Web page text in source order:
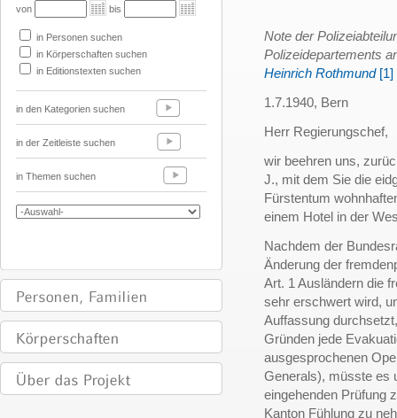
von bis
in Personen suchen
in Körperschaften suchen
in Editionstexten suchen
in den Kategorien suchen
in der Zeitleiste suchen
in Themen suchen
Note der
Polizeidepartements
Heinrich Rothmund [1]
1.7.1940, Bern
Herr Regierungschef,
wir beehren uns,
J., mit dem Sie die
Fürstentum
einem Hotel in der
Nachdem der
Änderung der
Art. 1 Ausländern die
sehr erschwert wird,
Auffassung
Gründen jede
ausgesprochenen
Generals), müsste es
eingehenden Prüfung
Kanton Fühlung zu